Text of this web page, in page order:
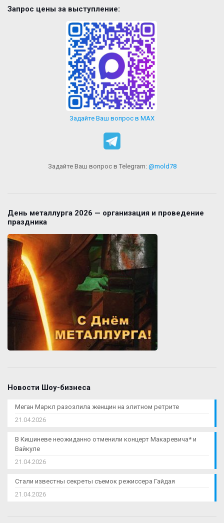
Запрос цены за выступление:
Задайте Ваш вопрос в MAX
Задайте Ваш вопрос в Telegram: @mold78
День металлурга 2026 — организация и проведение
праздника
Новости Шоу-бизнеса
Меган Маркл разозлила женщин на элитном ретрите
21.04.2026
В Кишиневе неожиданно отменили концерт Макаревича* и
Вайкуле
21.04.2026
Стали известны секреты съемок режиссера Гайдая
21.04.2026